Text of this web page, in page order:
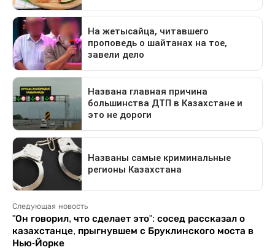
Следующая новость
"Он говорил, что сделает это": сосед рассказал о
казахстанце, прыгнувшем с Бруклинского моста в
Нью-Йорке